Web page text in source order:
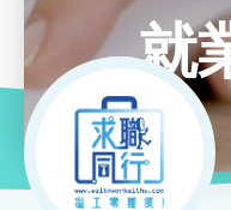
關於我們
ERB再培訓課程
就